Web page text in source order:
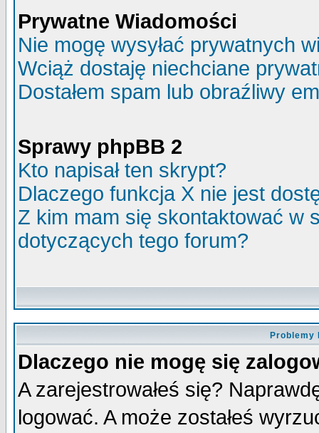
Prywatne Wiadomości
Nie mogę wysyłać prywatnych
Wciąż dostaję niechciane
Dostałem spam lub obraźliwy
Sprawy phpBB 2
Kto napisał ten skrypt?
Dlaczego funkcja X nie jest
Z kim mam się skontaktować w
dotyczących tego forum?
Problemy
Dlaczego nie mogę się
A zarejestrowałeś się?
logować. A może zostałeś